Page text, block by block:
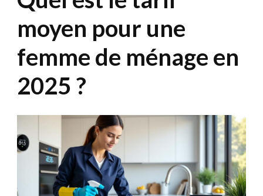
moyen pour une
femme de ménage en
2025 ?